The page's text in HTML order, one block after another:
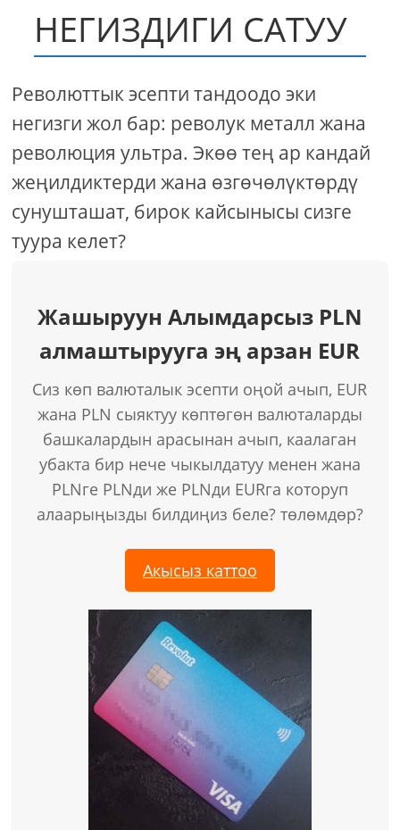
НЕГИЗДИГИ САТУУ
Революттык эсепти тандоодо эки
негизги жол бар: револук металл жана
революция ультра. Экөө тең ар кандай
жеңилдиктерди жана өзгөчөлүктөрдү
сунушташат, бирок кайсынысы сизге
туура келет?
Жашыруун Алымдарсыз PLN
алмаштырууга эң арзан EUR
Сиз көп валюталык эсепти оңой ачып, EUR
жана PLN сыяктуу көптөгөн валюталарды
башкалардын арасынан ачып, каалаган
убакта бир нече чыкылдатуу менен жана
PLNге PLNди же PLNди EURга которуп
алаарыңызды билдиңиз беле? төлөмдөр?
Акысыз каттоо